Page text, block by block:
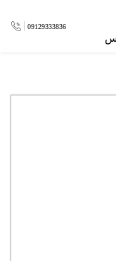
09129333836